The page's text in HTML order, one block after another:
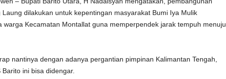
dilakukan untuk kepentingan masyarakat Bumi Iya Mulik
warga Kecamatan Montallat guna memperpendek jarak tempuh menuju
nantinya dengan adanya pergantian pimpinan Kalimantan Tengah,
ini bisa didengar.